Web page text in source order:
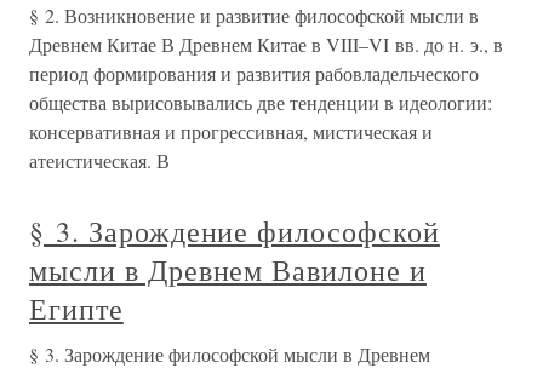
§ 2. Возникновение и развитие философской мысли в
Древнем Китае В Древнем Китае в VIII–VI вв. до н. э., в
период формирования и развития рабовладельческого
общества вырисовывались две тенденции в идеологии:
консервативная и прогрессивная, мистическая и
атеистическая. В
§ 3. Зарождение философской
мысли в Древнем Вавилоне и
Египте
§ 3. Зарождение философской мысли в Древнем